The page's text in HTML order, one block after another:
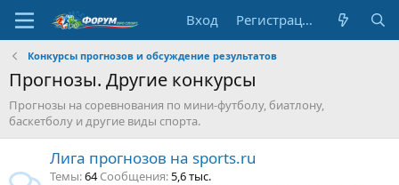
Вход Регистрация
Конкурсы прогнозов и обсуждение результатов
Прогнозы. Другие конкурсы
Прогнозы на соревнования по мини-футболу, биатлону,
баскетболу и другие виды спорта.
Лига прогнозов на sports.ru
Темы 64 Сообщения 5,6 тыс.